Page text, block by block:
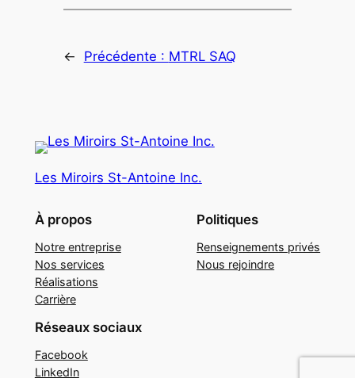
← Précédente : MTRL SAQ
Les Miroirs St-Antoine Inc.
À propos
Notre entreprise
Nos services
Réalisations
Carrière
Politiques
Renseignements privés
Nous rejoindre
Réseaux sociaux
Facebook
LinkedIn